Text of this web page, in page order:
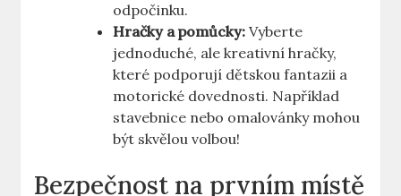
odpočinku.
Hračky a pomůcky: Vyberte
jednoduché, ale kreativní hračky,
které podporují dětskou fantazii a
motorické dovednosti. Například
stavebnice nebo omalovánky mohou
být skvělou volbou!
Bezpečnost na prvním místě